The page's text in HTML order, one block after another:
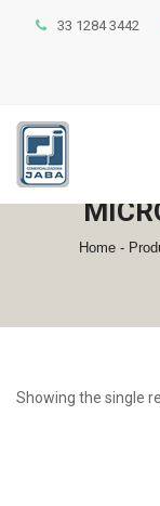
33 1284 3442
Home-
Showing the single